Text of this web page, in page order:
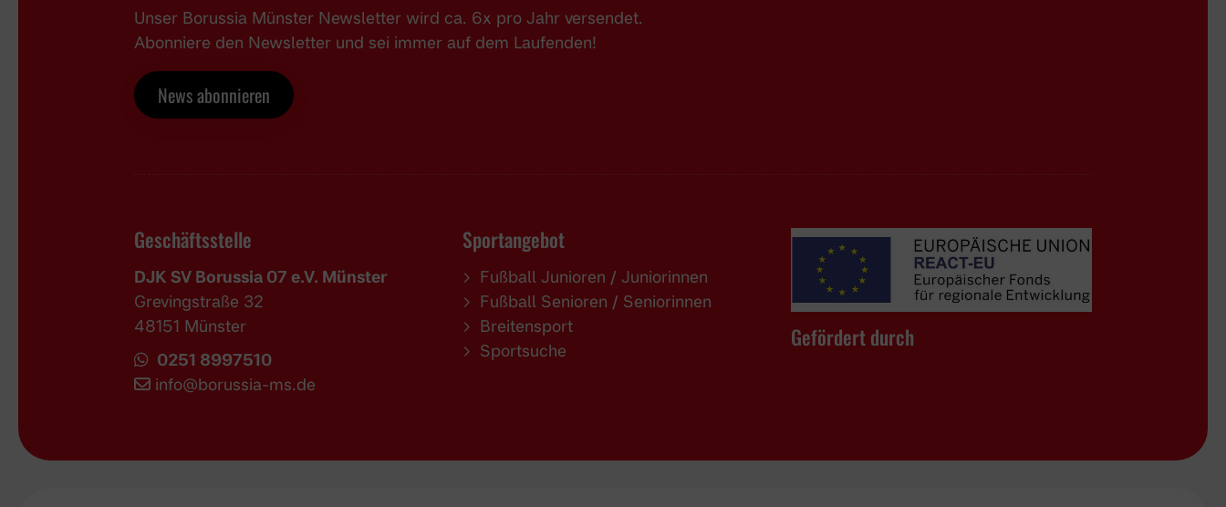
Unser Borussia Münster Newsletter wird ca. 6x pro Jahr versendet.
Abonniere den Newsletter und sei immer auf dem Laufenden!
News abonnieren
Geschäftsstelle
DJK SV Borussia 07 e.V. Münster
Grevingstraße 32
48151 Münster
0251 8997510
info@borussia-ms.de
Sportangebot
Fußball Junioren / Juniorinnen
Fußball Senioren / Seniorinnen
Breitensport
Sportsuche
Gefördert durch